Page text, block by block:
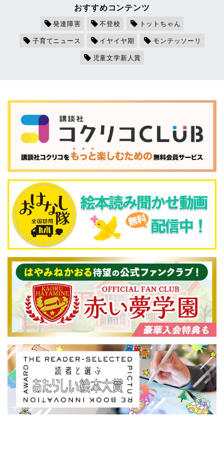
おすすめコンテンツ
発達障害 不登校
トットちゃん
子育てニュース
イヤイヤ期
モンテッソーリ
児童文学新人賞